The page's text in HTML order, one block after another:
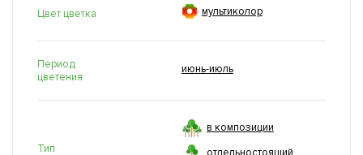
Цвет цветка  мультиколор
Период
цветения
июнь-июль
Тип
в композиции